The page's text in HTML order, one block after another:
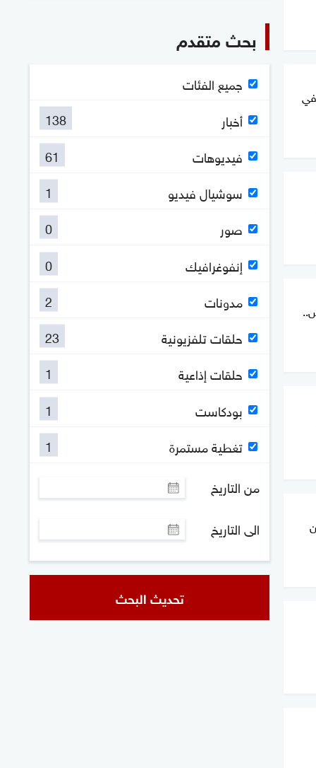
في
بحث متقدم
جميع الفئات
أخبار
138
فيديوهات
61
سوشيال فيديو
1
صور
0
إنفوغرافيك
0
مدونات
2
حلقات تلفزيونية
23
حلقات إذاعية
1
بودكاست
1
تغطية مستمرة
1
من التاريخ
الى التاريخ
تحديث البحث